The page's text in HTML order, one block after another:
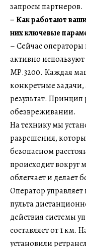
запросы партнеров.
– Как работают
них ключевые
– Сейчас
активно
МР.3200. Каждая
конкретные
результат.
обезвреживании.
На технику мы
разрешения,
безопасном
происходит вокруг
облегчает и делает
Оператор
пульта
действия системы
составляет от 1
установили